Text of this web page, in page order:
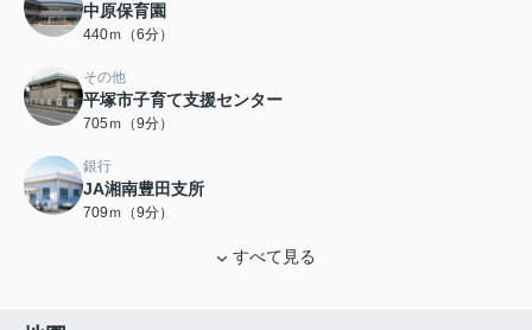
中原保育園
440ｍ（6分）
その他
平塚市子育て支援センター
705ｍ（9分）
銀行
JA湘南豊田支所
709ｍ（9分）
すべて見る